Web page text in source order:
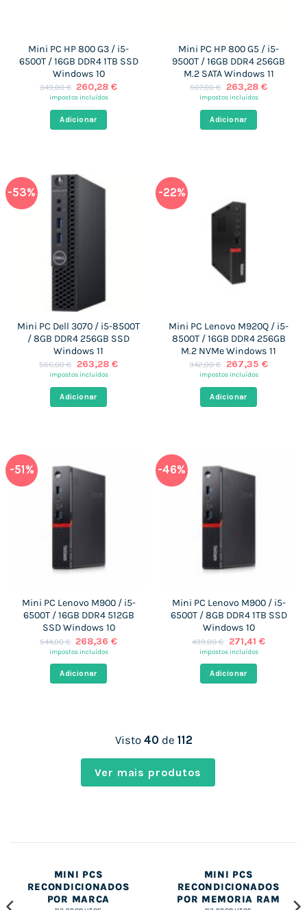
Mini PC HP 800 G3 / i5-
6500T / 16GB DDR4 1TB SSD
Windows 10
349,00€ O
preço
era:
349,00 €.
260,28€O
impostos incluídos
Adicionar
Mini PC HP 800 G5 / i5-
9500T / 16GB DDR4 256GB
M.2 SATA Windows 11
507,00€
O
preço
era:
507,00 €.
263,28 €O
impostos incluídos
Adicionar
-53%
Mini PC Dell 3070 / i5-8500T
/ 8GB DDR4 256GB SSD
Windows 11
566,00€
O
preço
era:
566,00 €.
263,28 €O
impostos incluídos
Adicionar
-22%
Mini PC Lenovo M920Q / i5-
8500T / 16GB DDR4 256GB
M.2 NVMe Windows 11
342,00€
O
preço
era:
342,00 €.
267,35 €O
impostos incluídos
Adicionar
-51%
Mini PC Lenovo M900 / i5-
6500T / 16GB DDR4 512GB
SSD Windows 10
544,00€ O
preço
era:
544,00 €.
268,36€O
impostos incluídos
Adicionar
-46%
Mini PC Lenovo M900 / i5-
6500T / 8GB DDR4 1TB SSD
Windows 10
499,00€
O
preço
era:
499,00 €.
271,41 €O
impostos incluídos
Adicionar
Visto 40 de 112
Ver mais produtos
MINI PCS
RECONDICIONADOS
POR MARCA
MINI PCS
RECONDICIONADOS
POR MEMORIA RAM